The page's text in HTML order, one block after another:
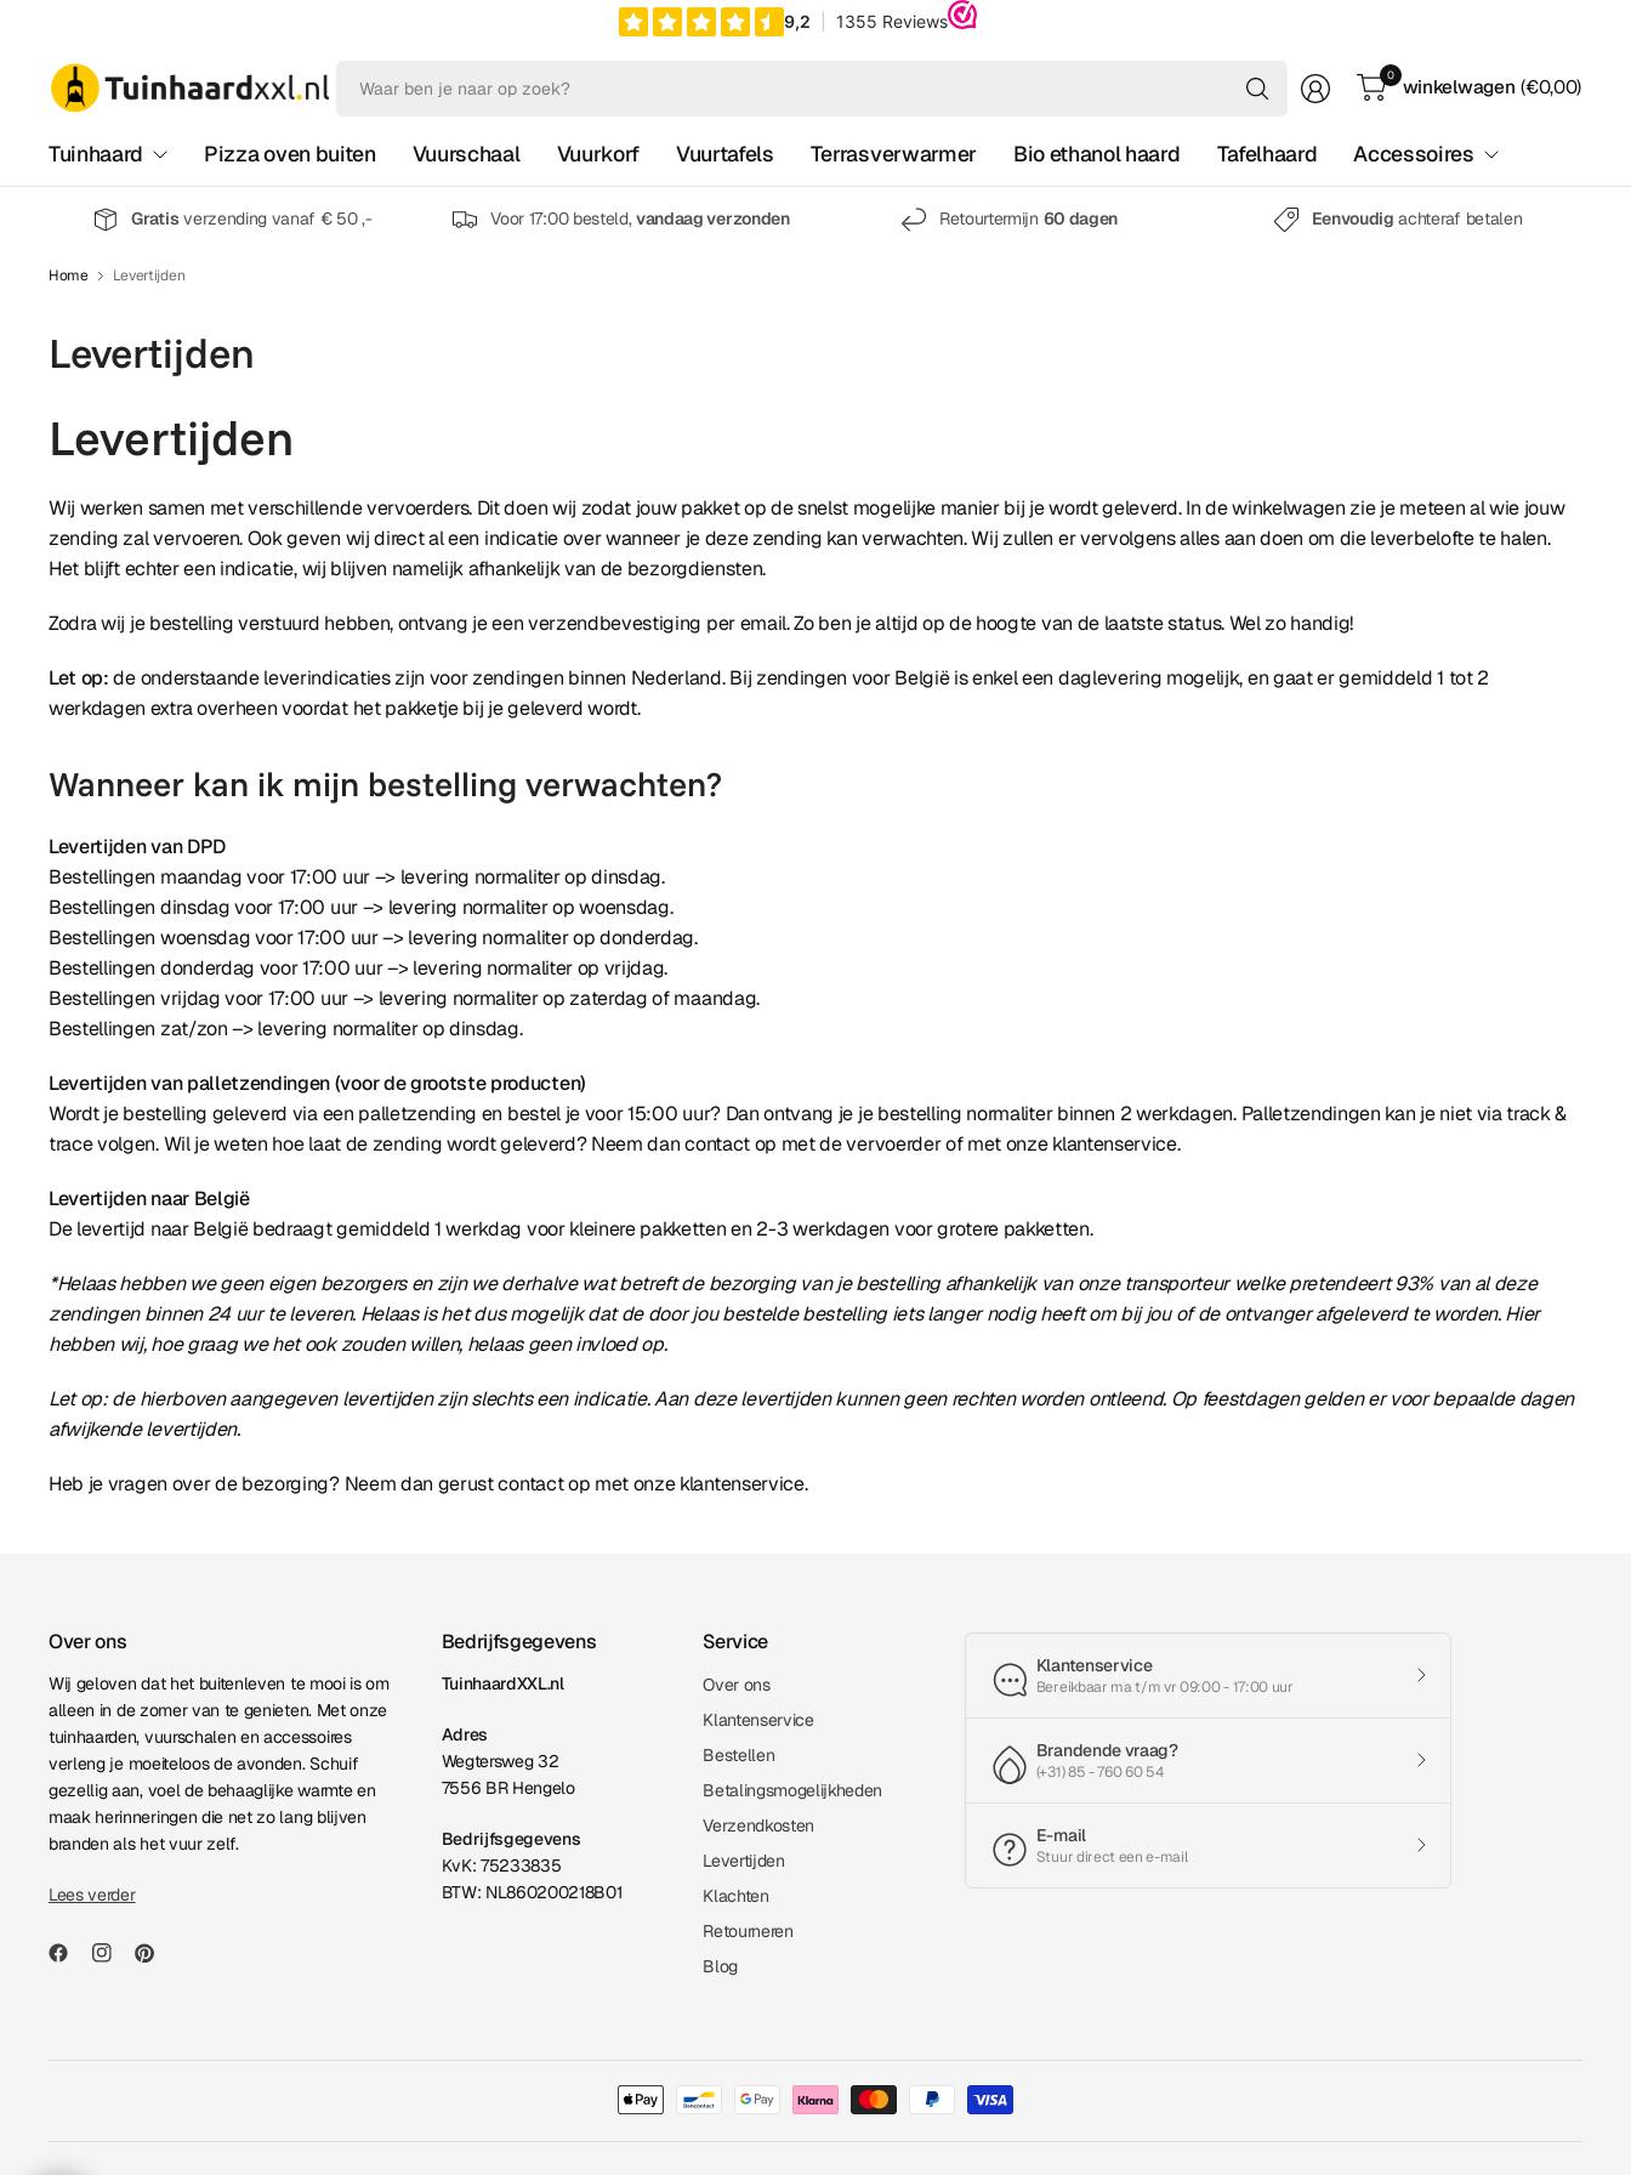
Waar
ben
naar
zoek?
0
winkelwagen (€0,00)
Tuinhaard Pizza oven buiten Vuurschaal Vuurkorf Vuurtafels Terrasverwarmer Bio ethanol haard Tafelhaard Accessoires
Gratisverzending vanaf € 50 ,- Voor 17:00 besteld,vandaag verzonden Retourtermijn 60 dagen Eenvoudig achteraf betalen
Home Levertijden
Levertijden
Levertijden
Wij werken samen met verschillende vervoerders. Dit doen wij zodat jouw pakket op de snelst mogelijke manier bij je wordt geleverd. In de winkelwagen zie je meteen al wie jouw
zending zal vervoeren. Ook geven wij direct al een indicatie over wanneer je deze zending kan verwachten. Wij zullen er vervolgens alles aan doen om die leverbelofte te halen.
Het blijft echter een indicatie, wij blijven namelijk afhankelijk van de bezorgdiensten.
Zodra wij je bestelling verstuurd hebben, ontvang je een verzendbevestiging per email. Zo ben je altijd op de hoogte van de laatste status. Wel zo handig!
Let op:de onderstaande leverindicaties zijn voor zendingen binnen Nederland. Bij zendingen voor België is enkel een daglevering mogelijk, en gaat er gemiddeld 1 tot 2
werkdagen extra overheen voordat het pakketje bij je geleverd wordt.
Wanneer kan ik mijn bestelling verwachten?
Levertijden van DPD
Bestellingen maandag voor 17:00 uur –> levering normaliter op dinsdag.
Bestellingen dinsdag voor 17:00 uur –> levering normaliter op woensdag.
Bestellingen woensdag voor 17:00 uur –> levering normaliter op donderdag.
Bestellingen donderdag voor 17:00 uur –> levering normaliter op vrijdag.
Bestellingen vrijdag voor 17:00 uur –> levering normaliter op zaterdag of maandag.
Bestellingen zat/zon –> levering normaliter op dinsdag.
Levertijden van palletzendingen (voor de grootste producten)
Wordt je bestelling geleverd via een palletzending en bestel je voor 15:00 uur? Dan ontvang je je bestelling normaliter binnen 2 werkdagen. Palletzendingen kan je niet via track &
trace volgen. Wil je weten hoe laat de zending wordt geleverd? Neem dan contact op met de vervoerder of met onze klantenservice.
Levertijden naar België
De levertijd naar België bedraagt gemiddeld 1 werkdag voor kleinere pakketten en 2-3 werkdagen voor grotere pakketten.
*Helaas hebben we geen eigen bezorgers en zijn we derhalve wat betreft de bezorging van je bestelling afhankelijk van onze transporteur welke pretendeert 93% van al deze
zendingen binnen 24 uur te leveren. Helaas is het dus mogelijk dat de door jou bestelde bestelling iets langer nodig heeft om bij jou of de ontvanger afgeleverd te worden. Hier
hebben wij, hoe graag we het ook zouden willen, helaas geen invloed op.
Let op: de hierboven aangegeven levertijden zijn slechts een indicatie. Aan deze levertijden kunnen geen rechten worden ontleend. Op feestdagen gelden er voor bepaalde dagen
afwijkende levertijden.
Heb je vragen over de bezorging? Neem dan gerust contact op met onze klantenservice.
Over ons
Wij geloven dat het buitenleven te mooi is om
alleen in de zomer van te genieten. Met onze
tuinhaarden, vuurschalen en accessoires
verleng je moeiteloos de avonden. Schuif
gezellig aan, voel de behaaglijke warmte en
maak herinneringen die net zo lang blijven
branden als het vuur zelf.
Lees verder
Bedrijfsgegevens
TuinhaardXXL.nl
Adres
Wegtersweg 32
7556 BR Hengelo
Bedrijfsgegevens
KvK: 75233835
BTW: NL860200218B01
Service
Over ons
Klantenservice
Bestellen
Betalingsmogelijkheden
Verzendkosten
Levertijden
Klachten
Retourneren
Blog
Klantenservice
Bereikbaar ma t/m vr 09:00 - 17:00 uur
Brandende vraag?
(+31) 85 - 760 60 54
E-mail
Stuur direct een e-mail